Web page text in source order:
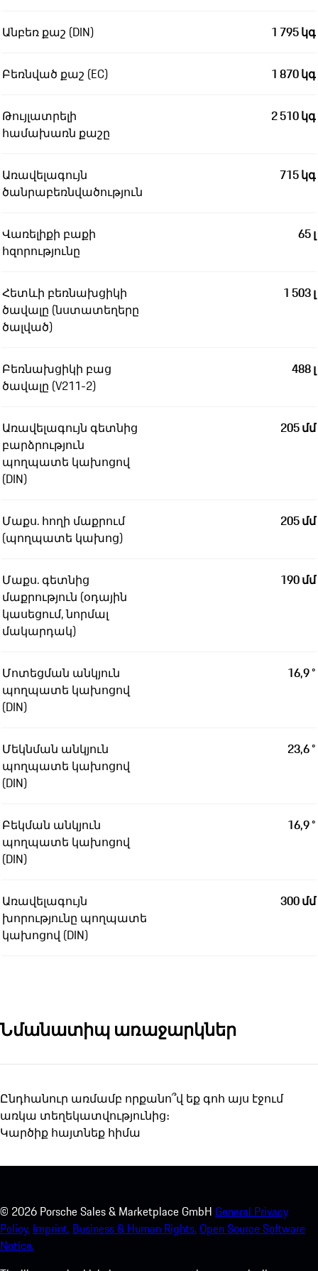
Անբեռ քաշ (DIN) 1 795 կգ
Բեռնված քաշ (EC) 1 870 կգ
Թույլատրելի
համախառն քաշը
2 510 կգ
Առավելագույն
ծանրաբեռնվածություն
715 կգ
Վառելիքի բաքի
հզորությունը
65 լ
Հետևի բեռնախցիկի
ծավալը (նստատեղերը
ծալված)
1 503 լ
Բեռնախցիկի բաց
ծավալը (V211-2)
488 լ
Առավելագույն գետնից
բարձրություն
պողպատե կախոցով
(DIN)
205 մմ
Մաքս. հողի մաքրում
(պողպատե կախոց)
205 մմ
Մաքս. գետնից
մաքրություն (օդային
կասեցում, նորմալ
մակարդակ)
190 մմ
Մոտեցման անկյուն
պողպատե կախոցով
(DIN)
16,9 °
Մեկնման անկյուն
պողպատե կախոցով
(DIN)
23,6 °
Բեկման անկյուն
պողպատե կախոցով
(DIN)
16,9 °
Առավելագույն
խորությունը պողպատե
կախոցով (DIN)
300 մմ
Նմանատիպ առաջարկներ
Ընդհանուր առմամբ որքանո՞վ եք գոհ այս էջում
առկա տեղեկատվությունից։
Կարծիք հայտնեք հիմա
© 2026 Porsche Sales & Marketplace GmbH General Privacy
Policy. Imprint. Business & Human Rights.Open Source Software
Notice.